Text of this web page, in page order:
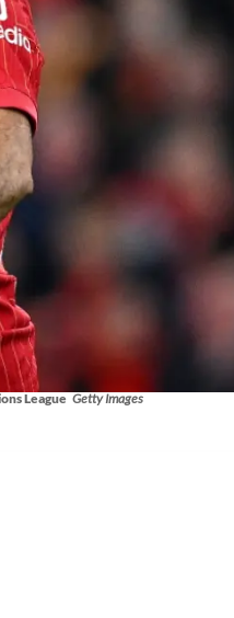
League Getty Images